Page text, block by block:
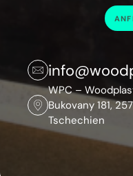
WPC –
Bukovany 181,
Tschechien